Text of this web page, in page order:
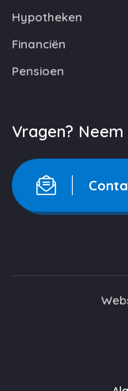
Hypotheken
Financiën
Pensioen
Vragen?